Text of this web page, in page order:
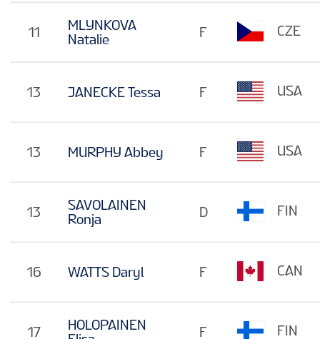
11
MLYNKOVA
Natalie
13 JANECKE Tessa
13 MURPHY Abbey
13
SAVOLAINEN
Ronja
16 WATTS Daryl
17
HOLOPAINEN
F CZE
F USA
F USA
D FIN
F CAN
F FIN